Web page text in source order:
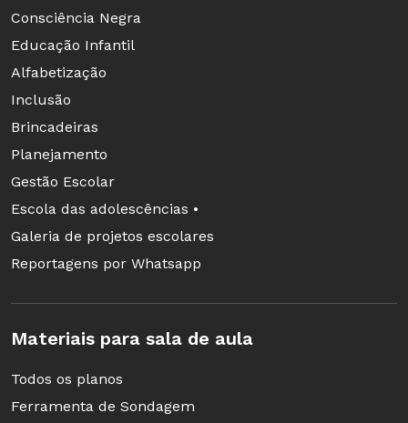
Consciência Negra
Educação Infantil
Alfabetização
Inclusão
Brincadeiras
Planejamento
Gestão Escolar
Escola das adolescências •
Galeria de projetos escolares
Reportagens por Whatsapp
Materiais para sala de aula
Todos os planos
Ferramenta de Sondagem